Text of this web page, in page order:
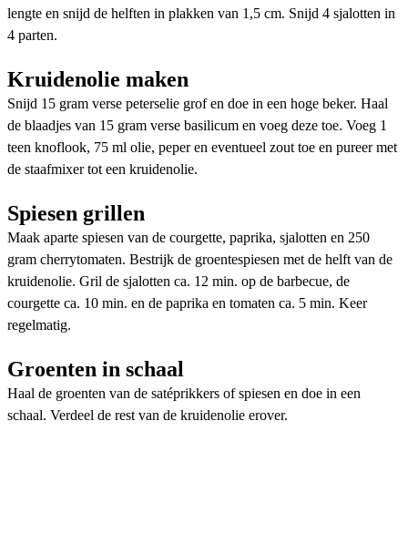
lengte en snijd de helften in plakken van 1,5 cm. Snijd 4 sjalotten in
4 parten.
Kruidenolie maken
Snijd 15 gram verse peterselie grof en doe in een hoge beker. Haal
de blaadjes van 15 gram verse basilicum en voeg deze toe. Voeg 1
teen knoflook, 75 ml olie, peper en eventueel zout toe en pureer met
de staafmixer tot een kruidenolie.
Spiesen grillen
Maak aparte spiesen van de courgette, paprika, sjalotten en 250
gram cherrytomaten. Bestrijk de groentespiesen met de helft van de
kruidenolie. Gril de sjalotten ca. 12 min. op de barbecue, de
courgette ca. 10 min. en de paprika en tomaten ca. 5 min. Keer
regelmatig.
Groenten in schaal
Haal de groenten van de satéprikkers of spiesen en doe in een
schaal. Verdeel de rest van de kruidenolie erover.